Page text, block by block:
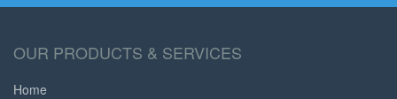
OUR PRODUCTS & SERVICES
Home